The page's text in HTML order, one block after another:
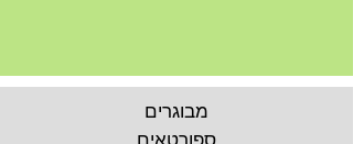
ספורטאים
מבוגרים